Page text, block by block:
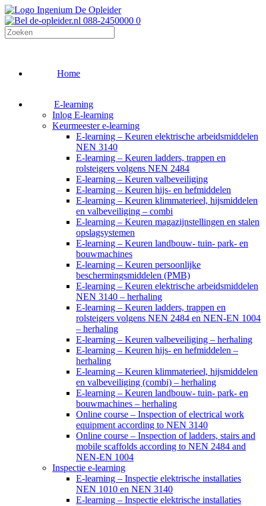
088-2450000 0
Home
E-learning
Inlog E-learning
Keurmeester e-learning
E-learning – Keuren elektrische arbeidsmiddelen
NEN 3140
E-learning – Keuren ladders, trappen en
rolsteigers volgens NEN 2484
E-learning – Keuren valbeveiliging
E-learning – Keuren hijs- en hefmiddelen
E-learning – Keuren klimmaterieel, hijsmiddelen
en valbeveiliging – combi
E-learning – Keuren magazijnstellingen en stalen
opslagsystemen
E-learning – Keuren landbouw- tuin- park- en
bouwmachines
E-learning – Keuren persoonlijke
beschermingsmiddelen (PMB)
E-learning – Keuren elektrische arbeidsmiddelen
NEN 3140 – herhaling
E-learning – Keuren ladders, trappen en
rolsteigers volgens NEN 2484 en NEN-EN 1004
– herhaling
E-learning – Keuren valbeveiliging – herhaling
E-learning – Keuren hijs- en hefmiddelen –
herhaling
E-learning – Keuren klimmaterieel, hijsmiddelen
en valbeveiliging (combi) – herhaling
E-learning – Keuren landbouw- tuin- park- en
bouwmachines – herhaling
Online course – Inspection of electrical work
equipment according to NEN 3140
Online course – Inspection of ladders, stairs and
mobile scaffolds according to NEN 2484 and
NEN-EN 1004
Inspectie e-learning
E-learning – Inspectie elektrische installaties
NEN 1010 en NEN 3140
E-learning – Inspectie elektrische installaties